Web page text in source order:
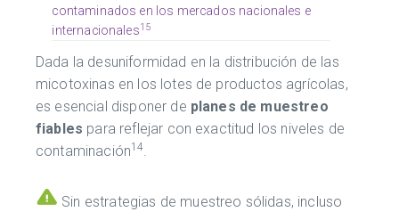
contaminados en los mercados nacionales e
internacionales15
Dada la desuniformidad en la distribución de las
micotoxinas en los lotes de productos agrícolas,
es esencial disponer de planes de muestreo
fiables para reflejar con exactitud los niveles de
contaminación14.
Sin estrategias de muestreo sólidas, incluso